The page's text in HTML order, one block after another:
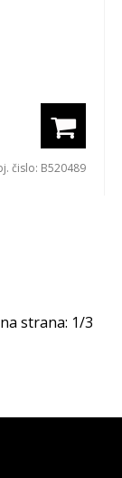
čislo: B520489
strana: 1/3